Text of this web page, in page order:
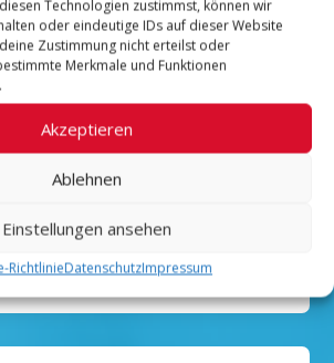
Technologien zustimmst, können wir
oder eindeutige IDs auf dieser Website
Zustimmung nicht erteilst oder
Merkmale und Funktionen
Akzeptieren
Ablehnen
Einstellungen ansehen
RichtlinieDatenschutzImpressum
geht

Experten